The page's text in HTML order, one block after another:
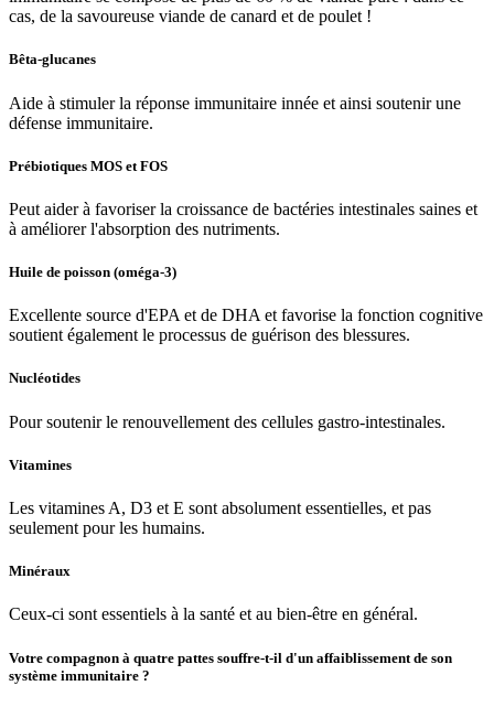
cas, de la savoureuse viande de canard et de poulet !
Bêta-glucanes
Aide à stimuler la réponse immunitaire innée et ainsi soutenir une
défense immunitaire.
Prébiotiques MOS et FOS
Peut aider à favoriser la croissance de bactéries intestinales saines et
à améliorer l'absorption des nutriments.
Huile de poisson (oméga-3)
Excellente source d'EPA et de DHA et favorise la fonction cognitive
soutient également le processus de guérison des blessures.
Nucléotides
Pour soutenir le renouvellement des cellules gastro-intestinales.
Vitamines
Les vitamines A, D3 et E sont absolument essentielles, et pas
seulement pour les humains.
Minéraux
Ceux-ci sont essentiels à la santé et au bien-être en général.
Votre compagnon à quatre pattes souffre-t-il d'un affaiblissement de son
système immunitaire ?